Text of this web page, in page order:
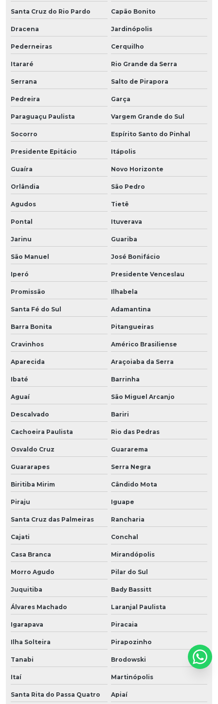
Santa Cruz do Rio Pardo Capão Bonito
Dracena Jardinópolis
Pederneiras Cerquilho
Itararé Rio Grande da Serra
Serrana Salto de Pirapora
Pedreira Garça
Paraguaçu Paulista Vargem Grande do Sul
Socorro Espírito Santo do Pinhal
Presidente Epitácio Itápolis
Guaíra Novo Horizonte
Orlândia São Pedro
Agudos Tietê
Pontal Ituverava
Jarinu Guariba
São Manuel José Bonifácio
Iperó Presidente Venceslau
Promissão Ilhabela
Santa Fé do Sul Adamantina
Barra Bonita Pitangueiras
Cravinhos Américo Brasiliense
Aparecida Araçoiaba da Serra
Ibaté Barrinha
Aguaí São Miguel Arcanjo
Descalvado Bariri
Cachoeira Paulista Rio das Pedras
Osvaldo Cruz Guararema
Guararapes Serra Negra
Biritiba Mirim Cândido Mota
Piraju Iguape
Santa Cruz das Palmeiras Rancharia
Cajati Conchal
Casa Branca Mirandópolis
Morro Agudo Pilar do Sul
Juquitiba Bady Bassitt
Álvares Machado Laranjal Paulista
Igarapava Piracaia
Ilha Solteira Pirapozinho
Tanabi Brodowski
Itaí Martinópolis
Santa Rita do Passa Quatro Apiaí